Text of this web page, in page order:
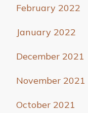
February 2022
January 2022
December 2021
November 2021
October 2021